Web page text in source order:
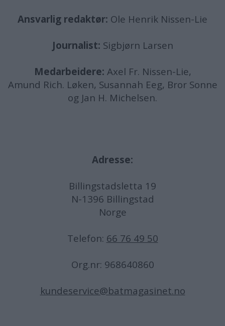
Ansvarlig redaktør: Ole Henrik Nissen-Lie
Journalist: Sigbjørn Larsen
Medarbeidere: Axel Fr. Nissen-Lie,
Amund Rich. Løken, Susannah Eeg, Bror Sonne
og Jan H. Michelsen.
Adresse:
Billingstadsletta 19
N-1396 Billingstad
Norge
Telefon: 66 76 49 50
Org.nr: 968640860
kundeservice@batmagasinet.no